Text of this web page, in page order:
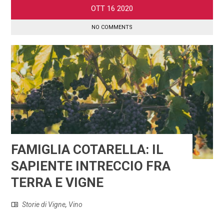
OTT 16 2020
NO COMMENTS
FAMIGLIA COTARELLA: IL
SAPIENTE INTRECCIO FRA
TERRA E VIGNE
Storie di Vigne, Vino